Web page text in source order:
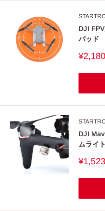
STARTRC
DJI
パッド
販
価
¥2,180
STARTRC
DJI
ムライト
販
価
¥1,523